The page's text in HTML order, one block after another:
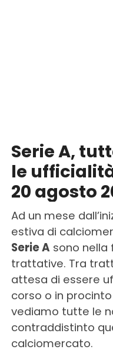
Serie A,
le
20 agosto
Ad un mese
estiva di
Serie A sono nella
trattative. Tra
attesa di essere
corso o in
vediamo tutte le
contraddistinto
calciomercato.